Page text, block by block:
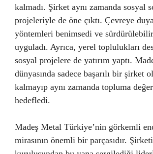
kalmadı. Şirket aynı zamanda sosyal
projeleriyle de öne çıktı. Çevreye
yöntemleri benimsedi ve
uyguladı. Ayrıca, yerel toplulukları
sosyal projelere de yatırım yaptı.
dünyasında sadece başarılı bir şirket
kalmayıp aynı zamanda topluma
hedefledi.
Madeş Metal Türkiye’nin görkemli
mirasının önemli bir parçasıdır.